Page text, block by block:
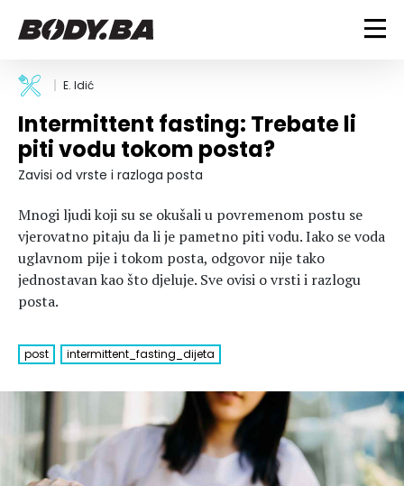
FITNESS
Vježbanje
Mršanje
Discipline
BODYBUILDING
Trening i vježbe
Savjeti
Ostalo
ISHRANA
Dijete
Nutricionizam
Recepti
ZDRAVLJE
Um i tijelo
Trudnice
LIFESTYLE
Fitness
Hedonizam
VODA
MAGAZIN
Njega nje
Njega njega
Šminka
KALORIJE
E. Idić
Intermittent fasting: Trebate li
piti vodu tokom posta?
Zavisi od vrste i razloga posta
Mnogi ljudi koji su se okušali u povremenom postu se
vjerovatno pitaju da li je pametno piti vodu. Iako se voda
uglavnom pije i tokom posta, odgovor nije tako
jednostavan kao što djeluje. Sve ovisi o vrsti i razlogu
posta.
post intermittent_fasting_dijeta